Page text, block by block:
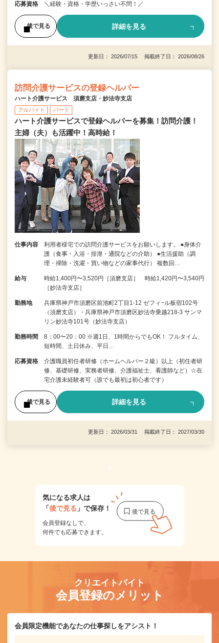
応募資格 ＼経験・資格・学歴いっさい不問！／
後で見る 詳細を見る
更新日： 2026/07/15 掲載終了日： 2026/08/26
訪問介護サービスの登録ヘルパー
ハート介護サービス 須磨支店・妙法寺支店
アルバイト パート
ハート介護サービスで登録ヘルパーを募集！訪問介護！
主婦（夫）も活躍中！高時給！
仕事内容
利用者様宅での訪問介護サービスをお願いします。 ●身体介
護（食事・入浴・排泄・通院などの介助） ●生活援助（調
理・掃除・洗濯・買い物などの家事代行） 複数回…
給与
時給1,400円〜3,520円［須磨支店］ 時給1,420円〜3,540円
［妙法寺支店］
勤務地
兵庫県神戸市須磨区前池町2丁目1-12 ゼフィ−ル板宿102号
（須磨支店）・兵庫県神戸市須磨区妙法寺乗越218-3 サンマ
リン妙法寺101号（妙法寺支店）
勤務時間
8：00〜20：00 ※週1日、1時間からでもOK！ フルタイム、
短時間、土日休み、平日…
応募資格
介護職員初任者研修（ホームヘルパー２級）以上（初任者研
修、基礎研修、実務者研修、介護福祉士、看護師など）☆在
宅介護未経験者可（誰でも最初は初心者です）
後で見る 詳細を見る
更新日： 2026/03/31 掲載終了日： 2027/03/30
1
気になる求人は
「後で見る 」で保存！
会員登録なしで、
何件でも応募できます。
クリエイトバイト
会員登録のメリット
会員限定機能であなたの仕事探しをアシスト！